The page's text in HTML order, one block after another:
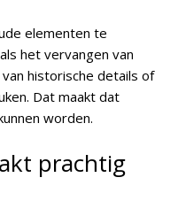
elementen te
het vervangen van
historische details of
Dat maakt dat
worden.
prachtig